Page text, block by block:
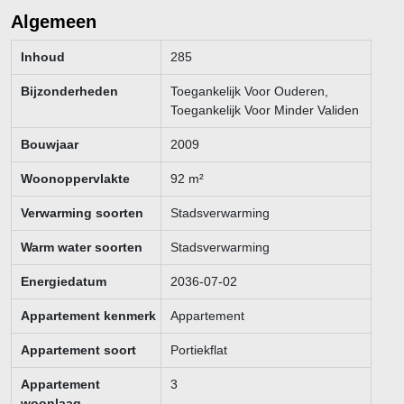
van de koopsom te deponeren.
Koper is te allen tijde gerechtigd voor eigen rekening een
bouwkundige keuring te (laten) verrichten dan wel andere
adviseurs te raadplegen teneinde een goed inzicht te verkrijgen
over de staat van onderhoud.
Deze informatie is zorgvuldig samengesteld en geheel vrijblijvend.
voor enige onvolledigheid, onjuistheid of anderszins, dan wel de
gevolgen daarvan. Alle weergegeven maten en oppervlakten zijn
Algemeen
Inhoud 285
Bijzonderheden
Toegankelijk Voor Ouderen,
Toegankelijk Voor Minder Validen
Bouwjaar 2009
Woonoppervlakte 92 m²
Verwarming soorten Stadsverwarming
Warm water soorten Stadsverwarming
Energiedatum 2036-07-02
Appartement kenmerk Appartement
Appartement soort Portiekflat
Appartement
3